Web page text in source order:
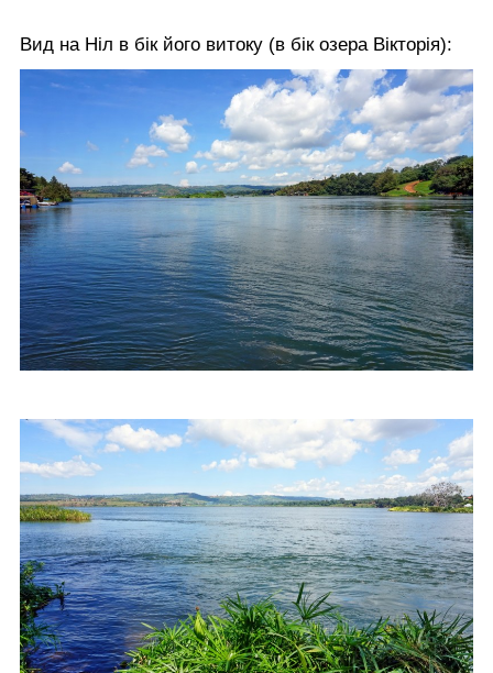
Вид на Ніл в бік його витоку (в бік озера Вікторія):